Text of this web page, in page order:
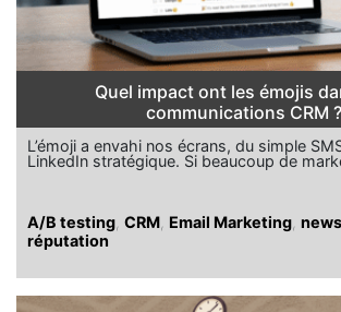
Quel impact ont les émojis
communications CRM ?
L’émoji a envahi nos écrans, du simple
LinkedIn stratégique. Si beaucoup de
A/B testing CRM Email Marketing
réputation